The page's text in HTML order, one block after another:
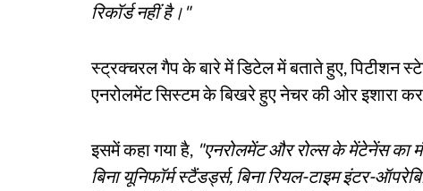
रिकॉर्ड नहीं है।"
स्ट्रक्चरल गैप के बारे में डिटेल में बताते हुए, पिटीशन
एनरोलमेंट सिस्टम के बिखरे हुए नेचर की ओर इशारा
इसमें कहा गया है, "एनरोलमेंट और रोल्स के मेंटेनेंस का
बिना यूनिफॉर्म स्टैंडर्ड्स, बिना रियल-टाइम इंटर-